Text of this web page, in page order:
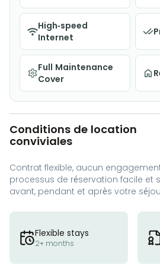
High-speed
Internet
Full Maintenance
Cover
Conditions de location
conviviales
Contrat flexible, aucun
processus de réservation facile et
avant, pendant et après votre
Flexible stays
2+ months